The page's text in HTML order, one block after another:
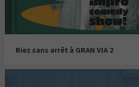
Riez sans arrêt à GRAN VIA 2